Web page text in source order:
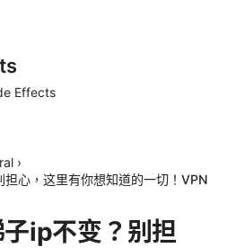
Effects
›
心，这里有你想知道的一切！VPN
ip不变？别担